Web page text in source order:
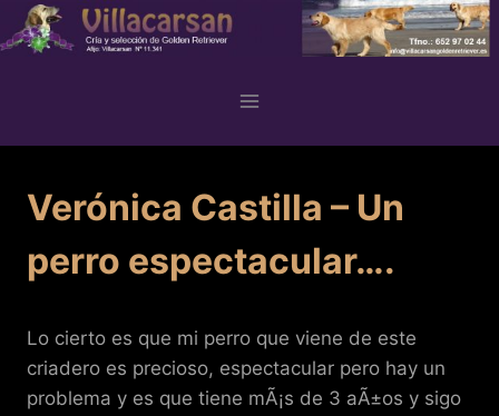
Skip
to
Verónica Castilla – Un
perro espectacular….
Lo cierto es que mi perro que viene de este
criadero es precioso, espectacular pero hay un
problema y es que tiene mÃ¡s de 3 aÃ±os y sigo